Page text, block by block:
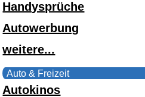
Handysprüche
Autowerbung
weitere...
Auto & Freizeit
Autokinos